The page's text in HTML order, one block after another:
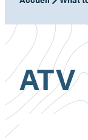
ATV